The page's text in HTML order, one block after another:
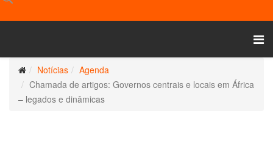
Notícias
Agenda
Chamada de artigos: Governos centrais e locais em África
– legados e dinâmicas